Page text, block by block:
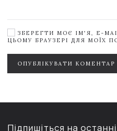
ЗБЕРЕГТИ МОЄ ІМ'Я, E-
ЦЬОМУ БРАУЗЕРІ ДЛЯ МОЇХ
ОПУБЛІКУВАТИ КОМЕНТАР
Підпишіться на